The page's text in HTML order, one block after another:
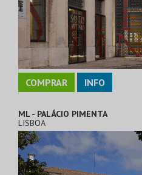
COMPRAR INFO
ML - PALÁCIO PIMENTA
LISBOA